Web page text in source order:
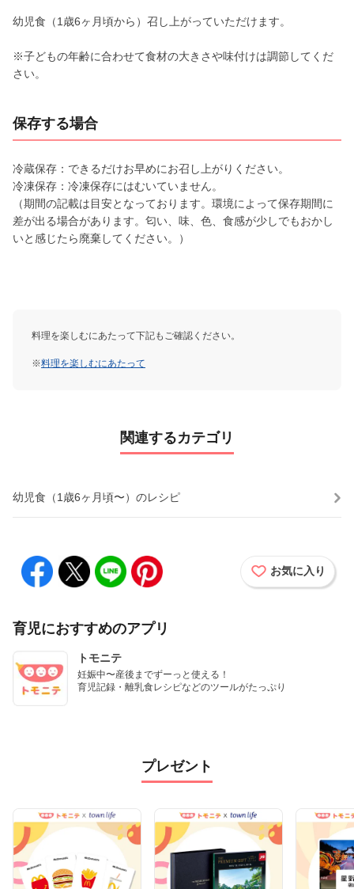
幼児食（1歳6ヶ月頃から）召し上がっていただけます。
※子どもの年齢に合わせて食材の大きさや味付けは調節してくだ
さい。
保存する場合
冷蔵保存：できるだけお早めにお召し上がりください。
冷凍保存：冷凍保存にはむいていません。
（期間の記載は目安となっております。環境によって保存期間に
差が出る場合があります。匂い、味、色、食感が少しでもおかし
いと感じたら廃棄してください。）
料理を楽しむにあたって下記もご確認ください。
※料理を楽しむにあたって
関連するカテゴリ
幼児食（1歳6ヶ月頃〜）のレシピ
お気に入り
育児におすすめのアプリ
トモニテ
妊娠中〜産後までずーっと使える！
育児記録・離乳食レシピなどのツールがたっぷり
プレゼント